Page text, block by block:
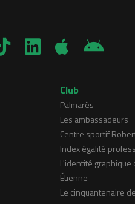
Club
Palmarès
Les ambassadeurs
Centre sportif
Index égalité
L'identité graphique
Étienne
Le cinquantenaire